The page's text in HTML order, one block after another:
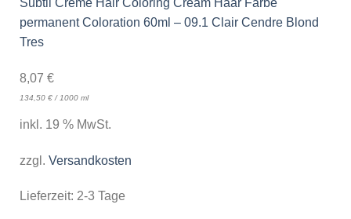
Subtil Creme Hair Coloring Cream Haar Farbe
permanent Coloration 60ml – 09.1 Clair Cendre Blond
Tres
8,07 €
134,50 €/ 1000 ml
inkl. 19 % MwSt.
zzgl. Versandkosten
Lieferzeit: 2-3 Tage